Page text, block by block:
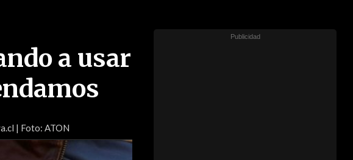
a usar
| Foto: ATON